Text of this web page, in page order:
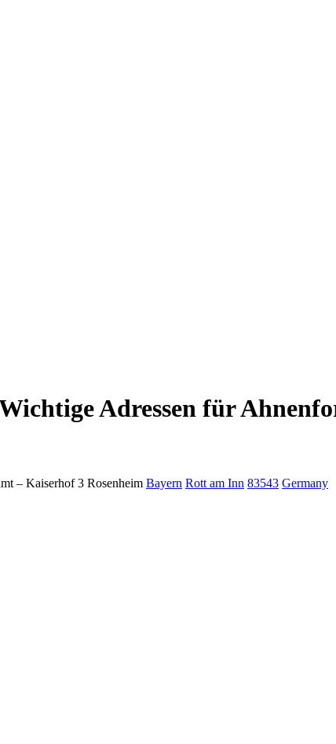
Adressen für
– Kaiserhof 3 Rosenheim Bayern Rott am Inn 83543 Germany